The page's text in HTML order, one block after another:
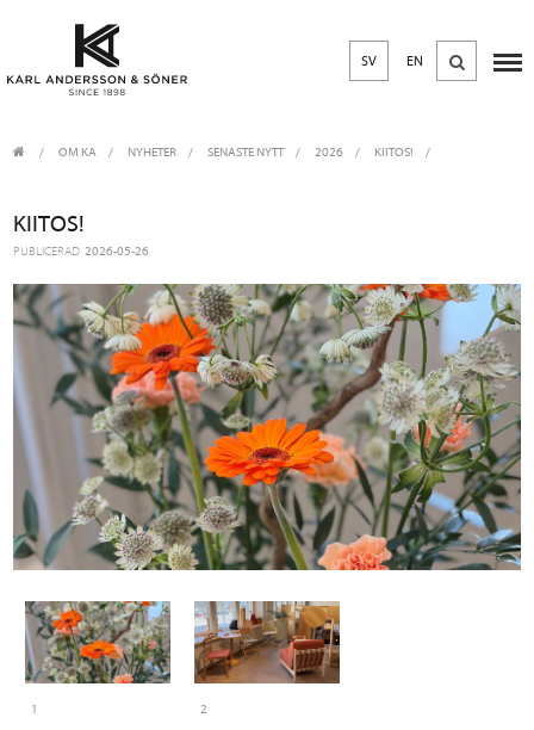
SV EN
OM KA / NYHETER / SENASTE NYTT 2026 / KIITOS!
KIITOS!
PUBLICERAD 2026-05-26
1 2